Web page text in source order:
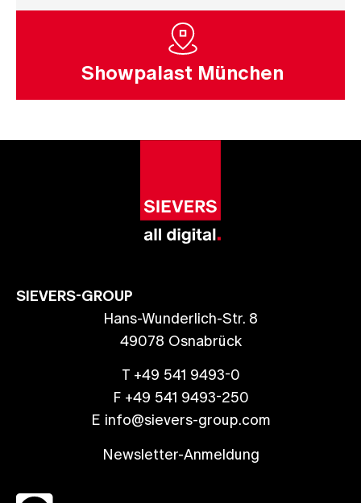
Showpalast München
SIEVERS-GROUP
Hans-Wunderlich-Str. 8
49078 Osnabrück
T +49 541 9493-0
F +49 541 9493-250
E info@sievers-group.com
Newsletter-Anmeldung